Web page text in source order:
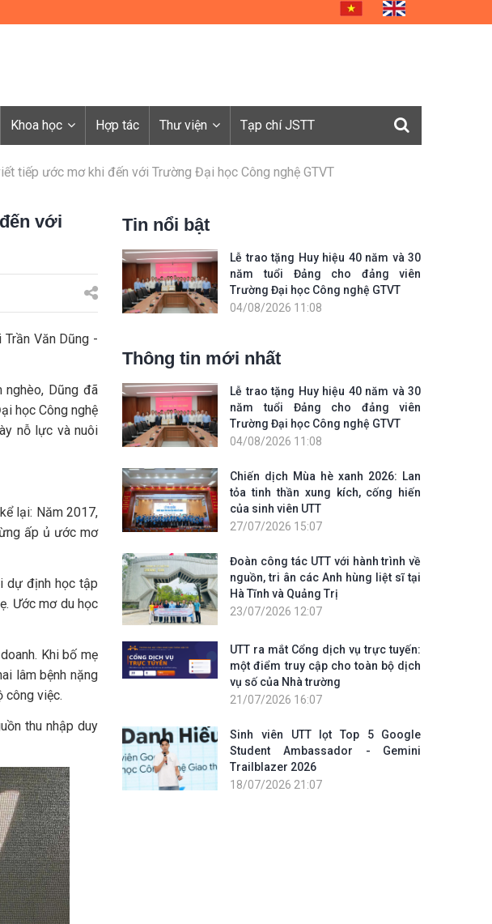
Khoa học Hợp tác Thư viện Tạp chí JSTT
tiếp ước mơ khi đến với Trường Đại học Công nghệ GTVT
với
Văn Dũng -
Dũng đã
học Công nghệ
nỗ lực và nuôi
lại: Năm 2017,
ấp ủ ước mơ
dự định học tập
Ước mơ du học
Khi bố mẹ
lâm bệnh nặng
công việc.
thu nhập duy
Tin nổi bật
Lễ trao tặng Huy hiệu 40 năm và 30
năm tuổi Đảng cho đảng viên
Trường Đại học Công nghệ GTVT
04/08/2026 11:08
Thông tin mới nhất
Lễ trao tặng Huy hiệu 40 năm và 30
năm tuổi Đảng cho đảng viên
Trường Đại học Công nghệ GTVT
04/08/2026 11:08
Chiến dịch Mùa hè xanh 2026: Lan
tỏa tinh thần xung kích, cống hiến
của sinh viên UTT
27/07/2026 15:07
Đoàn công tác UTT với hành trình về
nguồn, tri ân các Anh hùng liệt sĩ tại
Hà Tĩnh và Quảng Trị
23/07/2026 12:07
UTT ra mắt Cổng dịch vụ trực tuyến:
một điểm truy cập cho toàn bộ dịch
vụ số của Nhà trường
21/07/2026 16:07
Sinh viên UTT lọt Top 5 Google
Student Ambassador - Gemini
Trailblazer 2026
18/07/2026 21:07